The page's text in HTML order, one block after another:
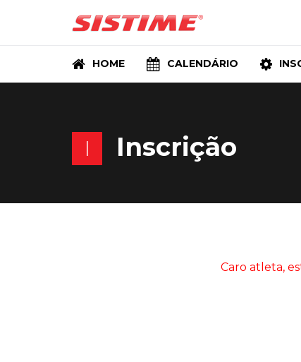
HOME CALENDÁRIO
I Inscrição
Caro atleta,